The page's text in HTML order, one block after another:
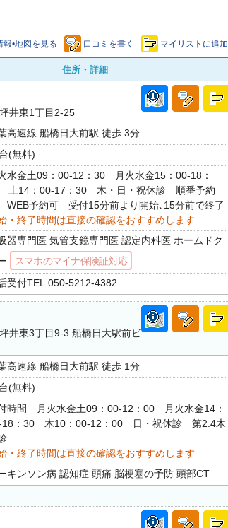
報•地図を見る 口コミを書く マイリストに追加
住所・詳細
坪井東1丁目2-25
高速線 船橋日大前駅 徒歩 3分
(無料)
水金土09：00-12：30 月火水金15：00-18：
土14：00-17：30 木・日・祝休診 順番予約
予約可 受付15分前より開始､15分前で終了
・終了時間は直接の確認をおすすめします
器専門医 気管支鏡専門医 認定内科医 ホームドク
スマホのマイナ保険証対応
受付TEL.050-5212-4382
坪井東3丁目9-3 船橋日大駅前ビ
高速線 船橋日大前駅 徒歩 1分
(無料)
時間 月火水金土09：00-12：00 月火水金14：
18：30 木10：00-12：00 日・祝休診 第2.4木
・終了時間は直接の確認をおすすめします
キンソン病 認知症 頭痛 脳梗塞の予防 頭部CT